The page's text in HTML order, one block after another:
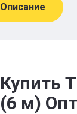
Описание
Купить
(6 м)